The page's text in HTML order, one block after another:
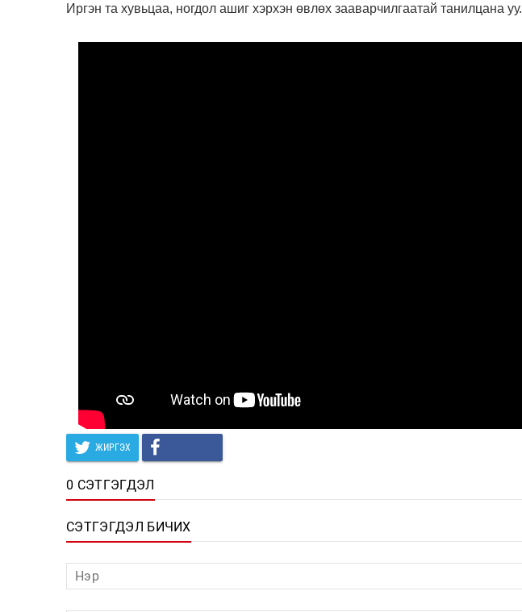
Иргэн та хувьцаа, ногдол ашиг хэрхэн өвлөх зааварчилгаатай танилцана уу.
ЖИРГЭХ
0 СЭТГЭГДЭЛ
СЭТГЭГДЭЛ БИЧИХ